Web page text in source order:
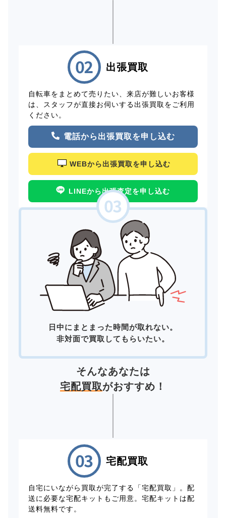
出張買取
自転車をまとめて売りたい、来店が難しいお客様
は、スタッフが直接お伺いする出張買取をご利用
ください。
電話から出張買取を申し込む
WEBから出張買取を申し込む
LINEから出張査定を申し込む
日中にまとまった時間が取れない。
非対面で買取してもらいたい。
そんなあなたは
宅配買取がおすすめ！
宅配買取
自宅にいながら買取が完了する「宅配買取」。配
送に必要な宅配キットもご用意。宅配キットは配
送料無料です。